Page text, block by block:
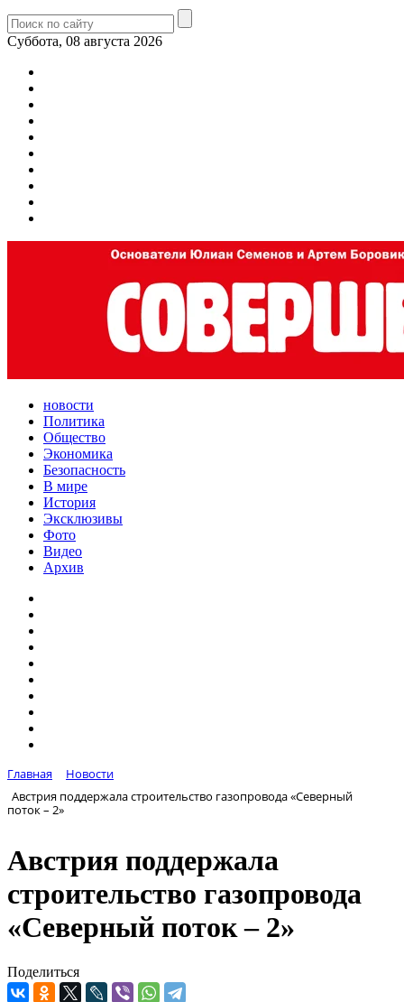
Суббота, 08 августа 2026
новости
Политика
Общество
Экономика
Безопасность
В мире
История
Эксклюзивы
Фото
Видео
Архив
Главная
Новости
Австрия поддержала строительство газопровода «Северный
поток – 2»
Австрия поддержала
строительство газопровода
«Северный поток – 2»
Поделиться